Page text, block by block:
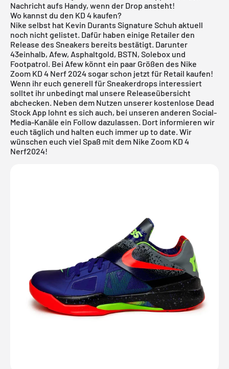
Nachricht aufs Handy, wenn der Drop ansteht!
Wo kannst du den KD 4 kaufen?
Nike selbst hat Kevin Durants Signature Schuh aktuell
noch nicht gelistet. Dafür haben einige Retailer den
Release des Sneakers bereits bestätigt. Darunter
43einhalb, Afew, Asphaltgold, BSTN, Solebox und
Footpatrol. Bei Afew könnt ein paar Größen des Nike
Zoom KD 4 Nerf 2024 sogar schon jetzt für Retail kaufen!
Wenn ihr euch generell für Sneakerdrops interessiert
solltet ihr unbedingt mal unsere Releaseübersicht
abchecken. Neben dem Nutzen unserer kostenlose Dead
Stock App lohnt es sich auch, bei unseren anderen Social-
Media-Kanäle ein Follow dazulassen. Dort informieren wir
euch täglich und halten euch immer up to date. Wir
wünschen euch viel Spaß mit dem Nike Zoom KD 4
Nerf2024!